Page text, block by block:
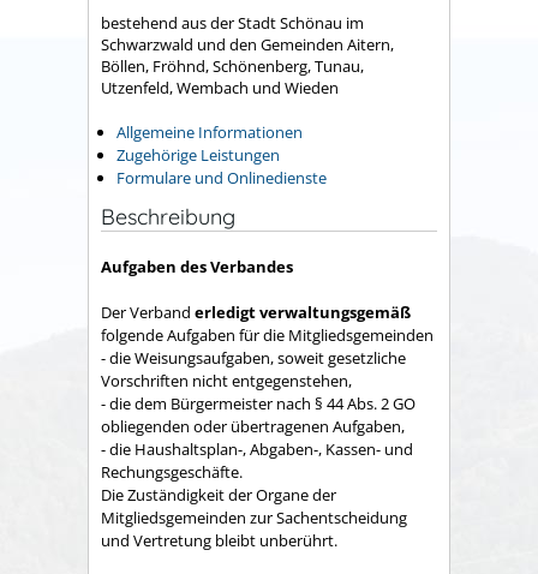
bestehend aus der Stadt Schönau im
Schwarzwald und den Gemeinden Aitern,
Böllen, Fröhnd, Schönenberg, Tunau,
Utzenfeld, Wembach und Wieden
Allgemeine Informationen
Zugehörige Leistungen
Formulare und Onlinedienste
Beschreibung
Aufgaben des Verbandes
Der Verband erledigt verwaltungsgemäß
folgende Aufgaben für die Mitgliedsgemeinden
- die Weisungsaufgaben, soweit gesetzliche
Vorschriften nicht entgegenstehen,
- die dem Bürgermeister nach § 44 Abs. 2 GO
obliegenden oder übertragenen Aufgaben,
- die Haushaltsplan-, Abgaben-, Kassen- und
Rechungs­geschäfte.
Die Zuständigkeit der Organe der
Mitgliedsgemeinden zur Sachent­scheidung
und Vertretung bleibt unberührt.